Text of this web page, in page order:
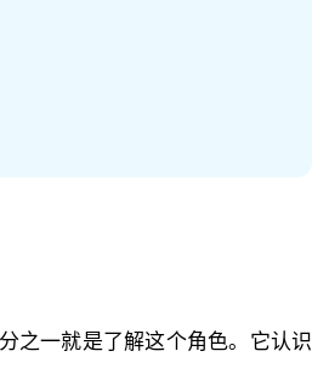
之一就是了解这个角色。 它认识